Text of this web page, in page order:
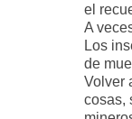
el
A
Los
de
Volver
cosas,